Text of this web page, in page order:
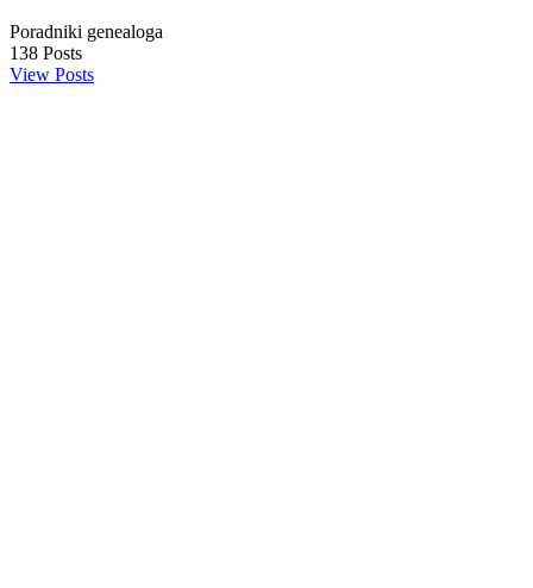
Poradniki genealoga
138 Posts
View Posts